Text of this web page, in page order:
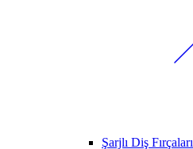
Şarjlı Diş Fırçaları